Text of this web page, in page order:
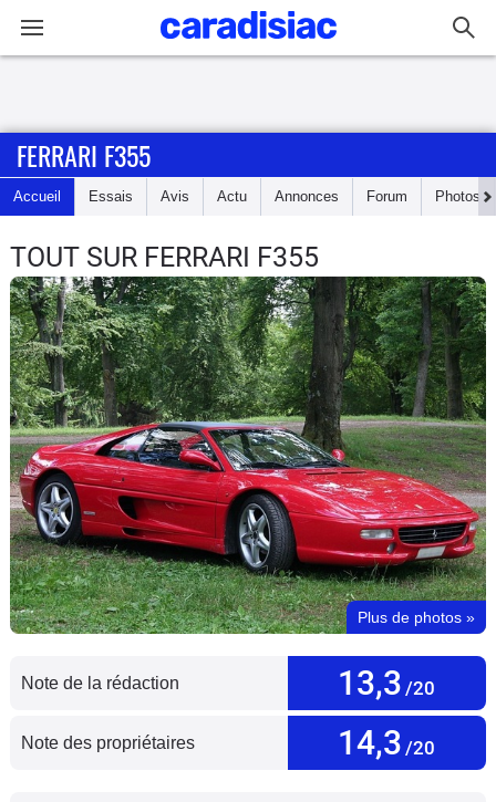
Accueil
Actu
Essais
Guide
d'achat
Electriques
Utilitaires
Flottes
Auto
Services
FERRARI F355
Accueil Essais Avis Actu Annonces Forum Photos
TOUT SUR FERRARI F355
Plus de photos »
Note de la rédaction 13,3 /20
Note des propriétaires 14,3 /20